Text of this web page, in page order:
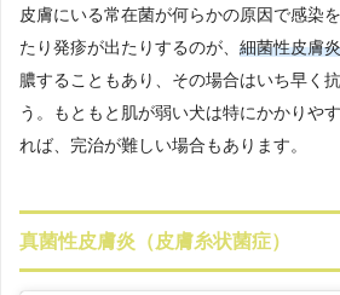
皮膚にいる常在菌が何らかの原因で感染
たり発疹が出たりするのが、 細菌性皮膚炎
膿することもあり、その場合はいち早く
う。もともと肌が弱い犬は特にかかりや
れば、完治が難しい場合もあります。
真菌性皮膚炎（皮膚糸状菌症）